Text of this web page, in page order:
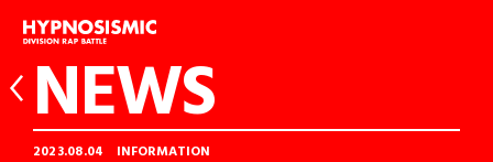
NEWS
2023.08.04 INFORMATION